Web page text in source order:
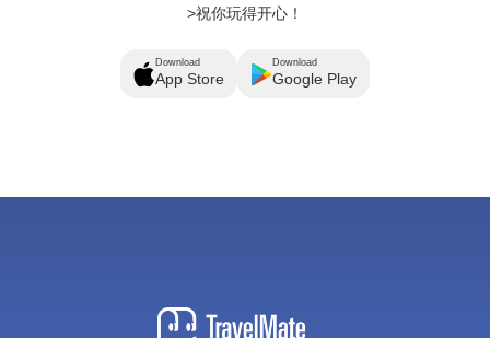
>祝你玩得开心！
Download
App Store
Download
Google Play